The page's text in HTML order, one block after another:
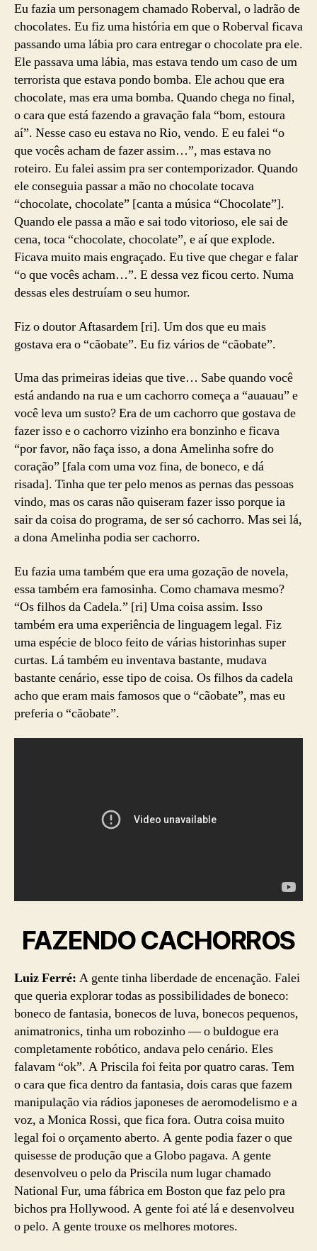
Eu fazia um personagem chamado Roberval, o ladrão de
chocolates. Eu fiz uma história em que o Roberval ficava
passando uma lábia pro cara entregar o chocolate pra ele.
Ele passava uma lábia, mas estava tendo um caso de um
terrorista que estava pondo bomba. Ele achou que era
chocolate, mas era uma bomba. Quando chega no final,
o cara que está fazendo a gravação fala “bom, estoura
aí”. Nesse caso eu estava no Rio, vendo. E eu falei “o
que vocês acham de fazer assim…”, mas estava no
roteiro. Eu falei assim pra ser contemporizador. Quando
ele conseguia passar a mão no chocolate tocava
“chocolate, chocolate” [canta a música “Chocolate”].
Quando ele passa a mão e sai todo vitorioso, ele sai de
cena, toca “chocolate, chocolate”, e aí que explode.
Ficava muito mais engraçado. Eu tive que chegar e falar
“o que vocês acham…”. E dessa vez ficou certo. Numa
dessas eles destruíam o seu humor.
Fiz o doutor Aftasardem [ri]. Um dos que eu mais
gostava era o “cãobate”. Eu fiz vários de “cãobate”.
Uma das primeiras ideias que tive… Sabe quando você
está andando na rua e um cachorro começa a “auauau” e
você leva um susto? Era de um cachorro que gostava de
fazer isso e o cachorro vizinho era bonzinho e ficava
“por favor, não faça isso, a dona Amelinha sofre do
coração” [fala com uma voz fina, de boneco, e dá
risada]. Tinha que ter pelo menos as pernas das pessoas
vindo, mas os caras não quiseram fazer isso porque ia
sair da coisa do programa, de ser só cachorro. Mas sei lá,
a dona Amelinha podia ser cachorro.
Eu fazia uma também que era uma gozação de novela,
essa também era famosinha. Como chamava mesmo?
“Os filhos da Cadela.” [ri] Uma coisa assim. Isso
também era uma experiência de linguagem legal. Fiz
uma espécie de bloco feito de várias historinhas super
curtas. Lá também eu inventava bastante, mudava
bastante cenário, esse tipo de coisa. Os filhos da cadela
acho que eram mais famosos que o “cãobate”, mas eu
preferia o “cãobate”.
FAZENDO CACHORROS
Luiz Ferré: A gente tinha liberdade de encenação. Falei
que queria explorar todas as possibilidades de boneco:
boneco de fantasia, bonecos de luva, bonecos pequenos,
animatronics, tinha um robozinho — o buldogue era
completamente robótico, andava pelo cenário. Eles
falavam “ok”. A Priscila foi feita por quatro caras. Tem
o cara que fica dentro da fantasia, dois caras que fazem
manipulação via rádios japoneses de aeromodelismo e a
voz, a Monica Rossi, que fica fora. Outra coisa muito
legal foi o orçamento aberto. A gente podia fazer o que
quisesse de produção que a Globo pagava. A gente
desenvolveu o pelo da Priscila num lugar chamado
National Fur, uma fábrica em Boston que faz pelo pra
bichos pra Hollywood. A gente foi até lá e desenvolveu
o pelo. A gente trouxe os melhores motores.